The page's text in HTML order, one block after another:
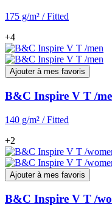
175 g/m² / Fitted
+4
Ajouter à mes favoris
B&C Inspire V T /
140 g/m² / Fitted
+2
Ajouter à mes favoris
B&C Inspire V T /